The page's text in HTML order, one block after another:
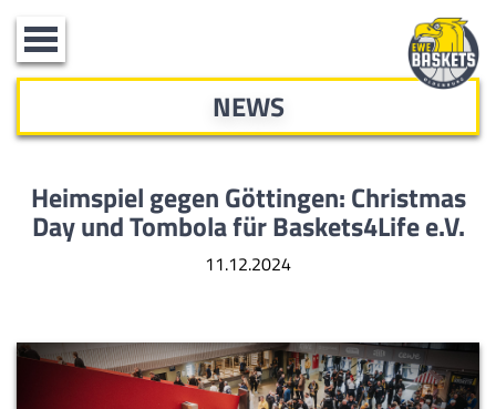
Toggle
navigation
NEWS
Heimspiel gegen Göttingen: Christmas
Day und Tombola für Baskets4Life e.V.
11.12.2024